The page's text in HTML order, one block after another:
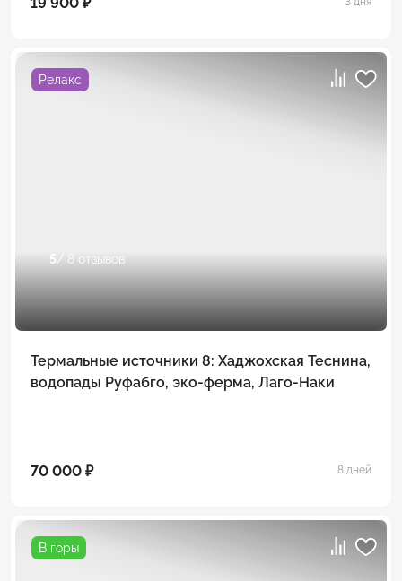
19 900 ₽
Релакс
5/ 8 отзывов
Термальные источники 8: Хаджохская Теснина,
водопады Руфабго, эко-ферма, Лаго-Наки
70 000 ₽ 8 дней
В горы